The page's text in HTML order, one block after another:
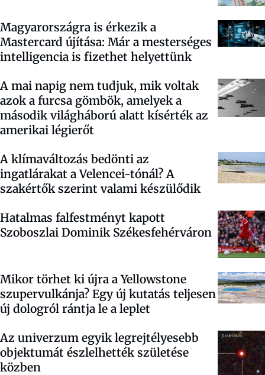
Magyarországra is érkezik a
Mastercard újítása: Már a mesterséges
intelligencia is fizethet helyettünk
A mai napig nem tudjuk, mik voltak
azok a furcsa gömbök, amelyek a
második világháború alatt kísérték az
amerikai légierőt
A klímaváltozás bedönti az
ingatlárakat a Velencei-tónál? A
szakértők szerint valami készülődik
Hatalmas falfestményt kapott
Szoboszlai Dominik Székesfehérváron
Mikor törhet ki újra a Yellowstone
szupervulkánja? Egy új kutatás teljesen
új dologról rántja le a leplet
Az univerzum egyik legrejtélyesebb
objektumát észlelhették születése
közben